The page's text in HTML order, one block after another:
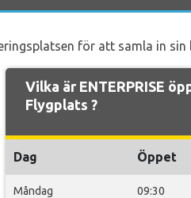
för att samla in sin
Vilka är ENTERPRISE
Flygplats ?
Dag Öppet
Måndag 09:30